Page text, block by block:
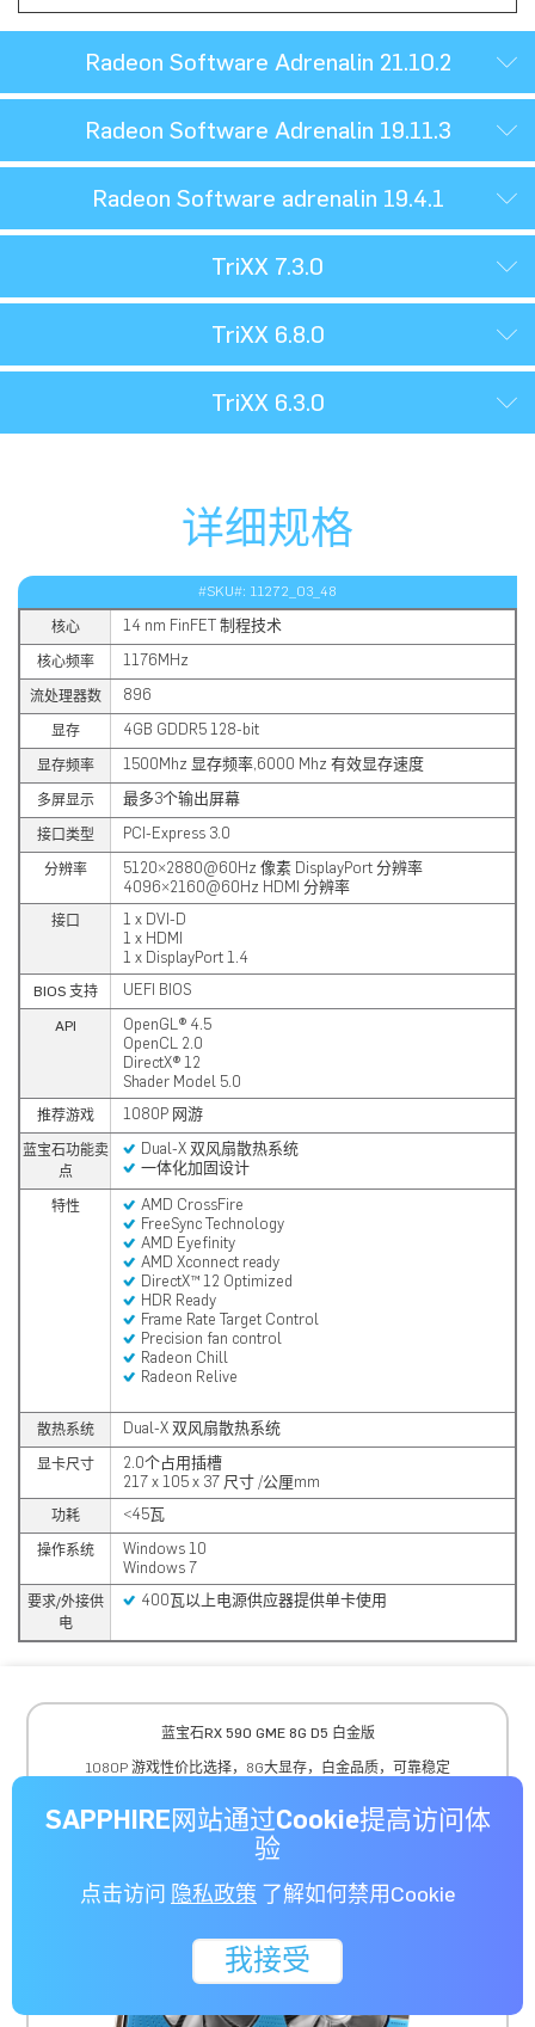
SAPPHIRE网站通过Cookie提高访问体
验
点击访问 隐私政策 了解如何禁用Cookie
我接受
Radeon Software Adrenalin 21.10.2
Radeon Software Adrenalin 19.11.3
Radeon Software adrenalin 19.4.1
TriXX 7.3.0
TriXX 6.8.0
TriXX 6.3.0
详细规格
#SKU#: 11272_03_48
核心 14 nm FinFET 制程技术
核心频率 1176MHz
流处理器数 896
显存 4GB GDDR5 128-bit
显存频率 1500Mhz 显存频率,6000 Mhz 有效显存速度
多屏显示 最多3个输出屏幕
接口类型 PCI-Express 3.0
分辨率
5120×2880@60Hz 像素 DisplayPort 分辨率
4096×2160@60Hz HDMI 分辨率
接口
1 x DVI-D
1 x HDMI
1 x DisplayPort 1.4
BIOS 支持 UEFI BIOS
API
OpenGL® 4.5
OpenCL 2.0
DirectX® 12
Shader Model 5.0
推荐游戏 1080P 网游
蓝宝石功能卖
点
Dual-X 双风扇散热系统
一体化加固设计
特性
AMD CrossFire
FreeSync Technology
AMD Eyefinity
AMD Xconnect ready
DirectX™ 12 Optimized
HDR Ready
Frame Rate Target Control
Precision fan control
Radeon Chill
Radeon Relive
散热系统 Dual-X 双风扇散热系统
显卡尺寸
2.0个占用插槽
217 x 105 x 37 尺寸 /公厘mm
功耗 <45瓦
操作系统
Windows 10
Windows 7
要求/外接供
电
400瓦以上电源供应器提供单卡使用
蓝宝石RX 590 GME 8G D5 白金版
1080P 游戏性价比选择，8G大显存，白金品质，可靠稳定
了解更多